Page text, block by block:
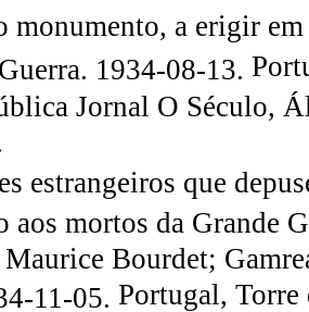
monumento, a erigir
1934-08-13.
Jornal O Século,
estrangeiros que
aos mortos da Grande
Bourdet;
11-05. Portugal, Torre